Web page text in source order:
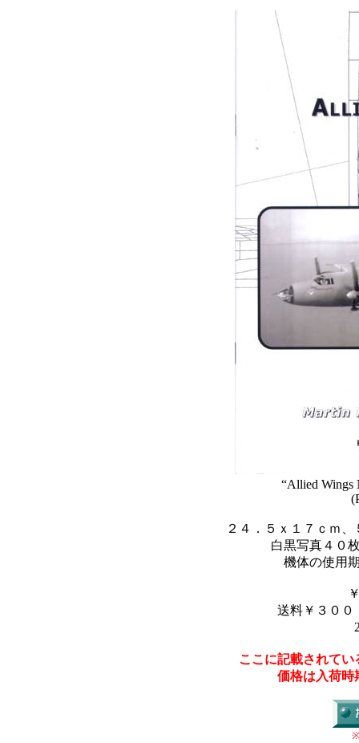
“Allied Wings
２４．５ｘ１７ｃｍ
白黒写真４０
機体の使用
送料￥３００
ここに記載されて
価格は入荷時